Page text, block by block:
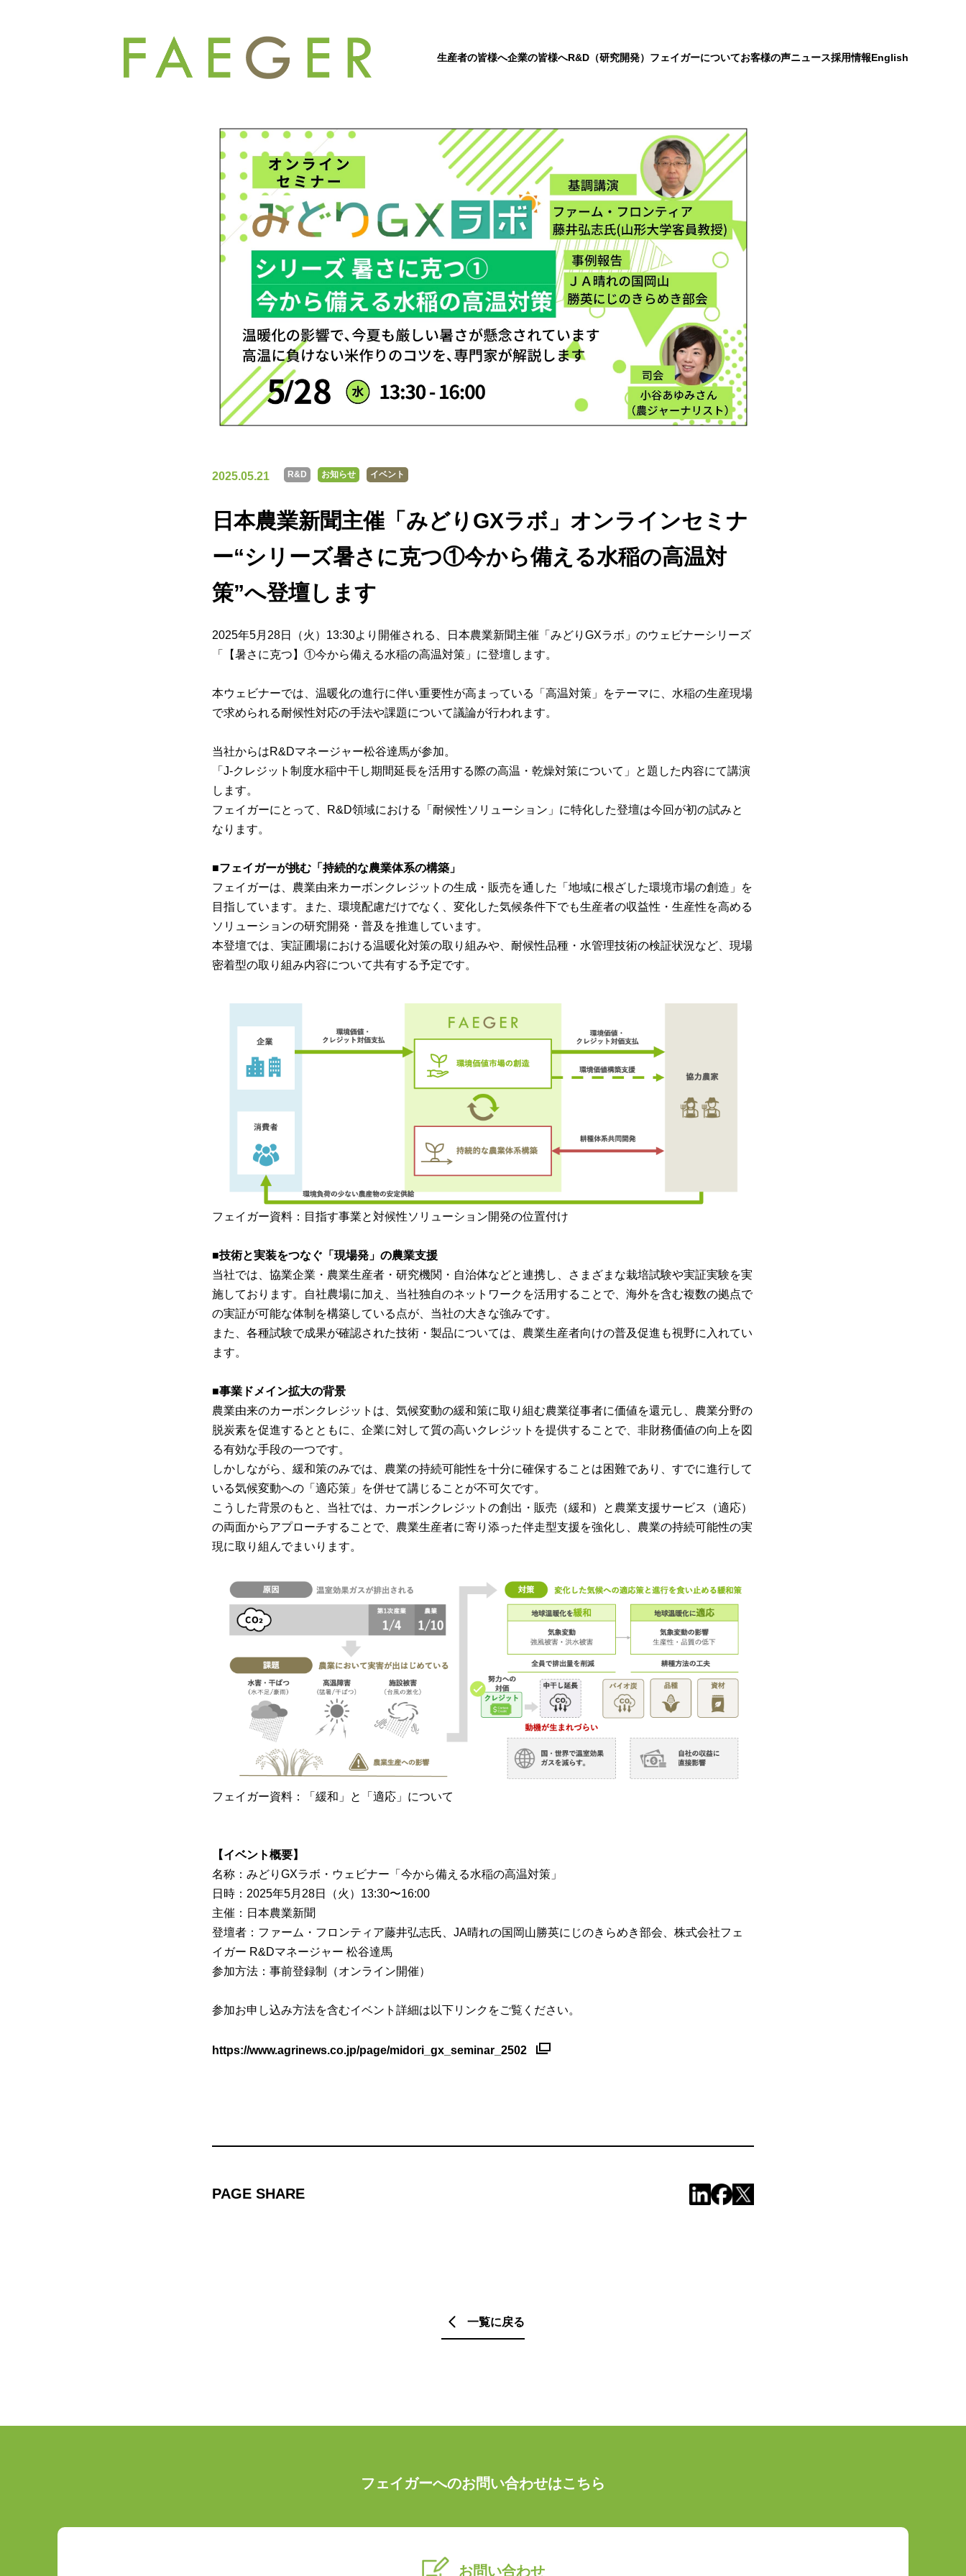
生産者の皆様へ企業の皆様へR&D（研究開発） フェイガーについてお客様の声ニュース採用情報English
2025.05.21 R&D お知らせ イベント
日本農業新聞主催「みどりGXラボ」オンラインセミナ
ー“シリーズ暑さに克つ①今から備える水稲の高温対
策”へ登壇します
2025年5月28日（火）13:30より開催される、日本農業新聞主催「みどりGXラボ」のウェビナーシリーズ
「【暑さに克つ】①今から備える水稲の高温対策」に登壇します。
本ウェビナーでは、温暖化の進行に伴い重要性が高まっている「高温対策」をテーマに、水稲の生産現場
で求められる耐候性対応の手法や課題について議論が行われます。
当社からはR&Dマネージャー松谷達馬が参加。
「J-クレジット制度水稲中干し期間延長を活用する際の高温・乾燥対策について」と題した内容にて講演
します。
フェイガーにとって、R&D領域における「耐候性ソリューション」に特化した登壇は今回が初の試みと
なります。
■フェイガーが挑む「持続的な農業体系の構築」
フェイガーは、農業由来カーボンクレジットの生成・販売を通した「地域に根ざした環境市場の創造」を
目指しています。また、環境配慮だけでなく、変化した気候条件下でも生産者の収益性・生産性を高める
ソリューションの研究開発・普及を推進しています。
本登壇では、実証圃場における温暖化対策の取り組みや、耐候性品種・水管理技術の検証状況など、現場
密着型の取り組み内容について共有する予定です。
フェイガー資料：目指す事業と対候性ソリューション開発の位置付け
■技術と実装をつなぐ「現場発」の農業支援
当社では、協業企業・農業生産者・研究機関・自治体などと連携し、さまざまな栽培試験や実証実験を実
施しております。自社農場に加え、当社独自のネットワークを活用することで、海外を含む複数の拠点で
の実証が可能な体制を構築している点が、当社の大きな強みです。
また、各種試験で成果が確認された技術・製品については、農業生産者向けの普及促進も視野に入れてい
ます。
■事業ドメイン拡大の背景
農業由来のカーボンクレジットは、気候変動の緩和策に取り組む農業従事者に価値を還元し、農業分野の
脱炭素を促進するとともに、企業に対して質の高いクレジットを提供することで、非財務価値の向上を図
る有効な手段の一つです。
しかしながら、緩和策のみでは、農業の持続可能性を十分に確保することは困難であり、すでに進行して
いる気候変動への「適応策」を併せて講じることが不可欠です。
こうした背景のもと、当社では、カーボンクレジットの創出・販売（緩和）と農業支援サービス（適応）
の両面からアプローチすることで、農業生産者に寄り添った伴走型支援を強化し、農業の持続可能性の実
現に取り組んでまいります。
フェイガー資料：「緩和」と「適応」について
【イベント概要】
名称：みどりGXラボ・ウェビナー「今から備える水稲の高温対策」
日時：2025年5月28日（火）13:30〜16:00
主催：日本農業新聞
登壇者：ファーム・フロンティア藤井弘志氏、JA晴れの国岡山勝英にじのきらめき部会、株式会社フェ
イガー R&Dマネージャー 松谷達馬
参加方法：事前登録制（オンライン開催）
参加お申し込み方法を含むイベント詳細は以下リンクをご覧ください。
https://www.agrinews.co.jp/page/midori_gx_seminar_2502
PAGE SHARE
一覧に戻る
フェイガーへのお問い合わせはこちら
お問い合わせ